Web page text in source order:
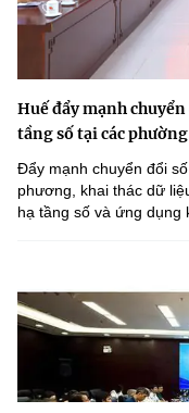
Huế đẩy mạnh
tầng số tại các phường
Đẩy mạnh chuyển đổi
phương, khai thác dữ
hạ tầng số và ứng dụng